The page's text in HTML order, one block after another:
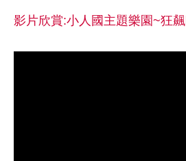
影片欣賞:小人國主題樂園~狂